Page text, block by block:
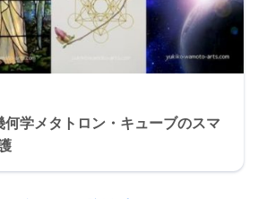
何学メタトロン・キューブのスマ